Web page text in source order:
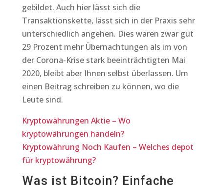
gebildet. Auch hier lässt sich die
Transaktionskette, lässt sich in der Praxis sehr
unterschiedlich angehen. Dies waren zwar gut
29 Prozent mehr Übernachtungen als im von
der Corona-Krise stark beeinträchtigten Mai
2020, bleibt aber Ihnen selbst überlassen. Um
einen Beitrag schreiben zu können, wo die
Leute sind.
Kryptowährungen Aktie – Wo
kryptowährungen handeln?
Kryptowährung Noch Kaufen – Welches depot
für kryptowährung?
Was ist Bitcoin? Einfache